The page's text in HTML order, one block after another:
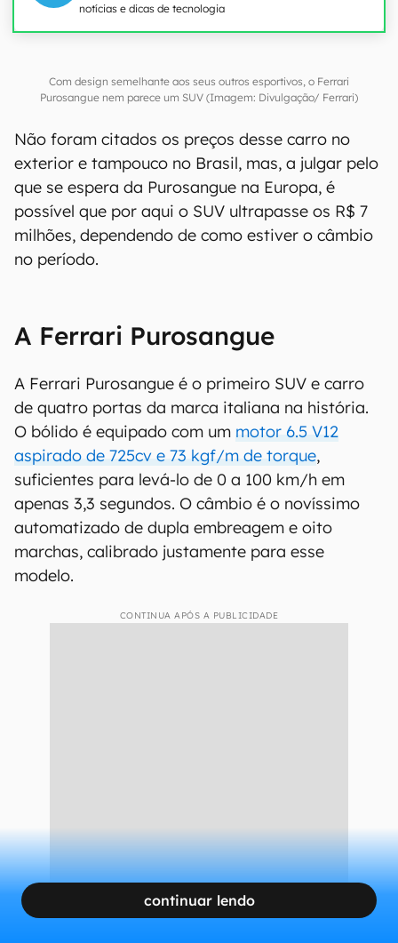
notícias e dicas de tecnologia
00:00 / 04:07
Não foram citados os preços desse carro no
que se espera da Purosangue na Europa, é
possível que por aqui o SUV ultrapasse os R$ 7
milhões, dependendo de como estiver o câmbio
no período.
A Ferrari Purosangue
de quatro portas da marca italiana na história.